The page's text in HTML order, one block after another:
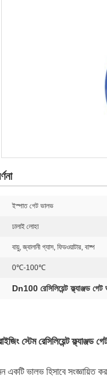
ইস্পাত গেট ভালভ
ঢালাই লোহা
বায়ু, জ্বালানী গ্যাস, ফিডওয়াটার, বাষ্প
0℃-100℃
Dn100 রেসিলিয়েন্ট ফ্ল্যাঞ্জড গেট
স্টেম রেসিলিয়েন্ট
ভালভ হিসাবে সংজ্ঞায়িত